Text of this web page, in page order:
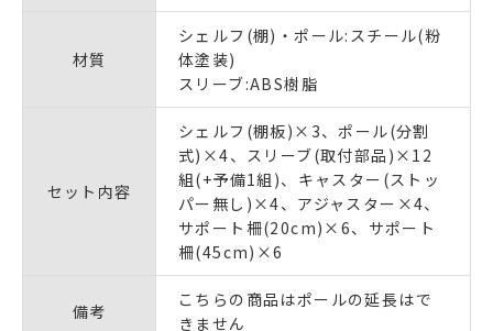
材質
シェルフ(棚)・ポール:スチール(粉
体塗装)
スリーブ:ABS樹脂
セット内容
シェルフ(棚板)×3、ポール(分割
式)×4、スリーブ(取付部品)×12
組(+予備1組)、キャスター(ストッ
パー無し)×4、アジャスター×4、
サポート柵(20cm)×6、サポート
柵(45cm)×6
備考
こちらの商品はポールの延長はで
きません